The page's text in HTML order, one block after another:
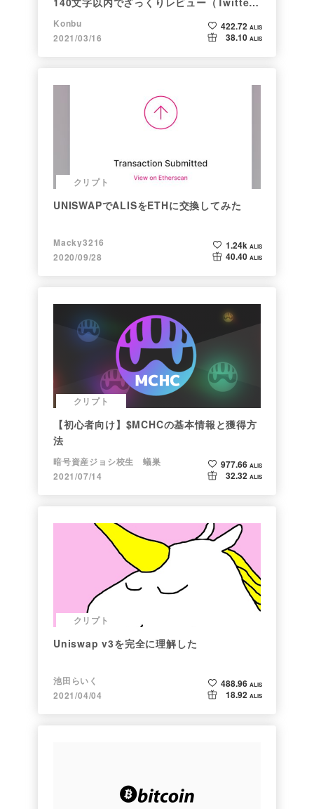
向け情報まとめ）
Konbu
2021/03/16
422.72 ALIS
38.10 ALIS
クリプト
UNISWAPでALISをETHに交換してみた
Macky3216
2020/09/28
1.24k ALIS
40.40 ALIS
クリプト
【初心者向け】$MCHCの基本情報と獲得方
法
暗号資産ジョシ校生 蟻巣
2021/07/14
977.66 ALIS
32.32 ALIS
クリプト
Uniswap v3を完全に理解した
池田らいく
2021/04/04
488.96 ALIS
18.92 ALIS